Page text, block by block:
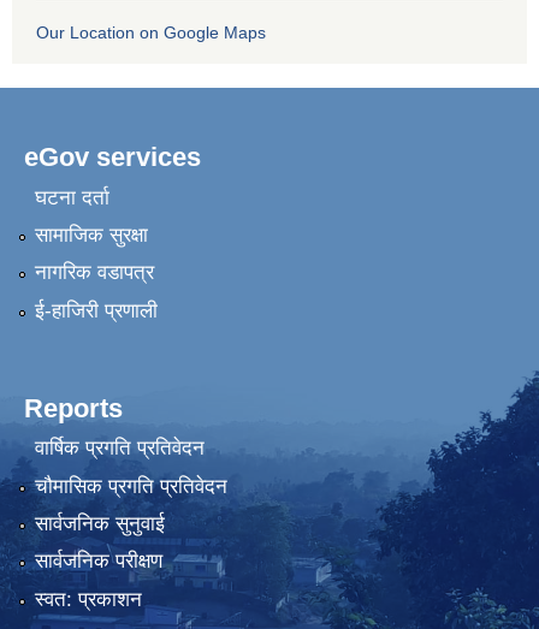
Our Location on Google Maps
eGov services
घटना दर्ता
सामाजिक सुरक्षा
नागरिक वडापत्र
ई-हाजिरी प्रणाली
Reports
वार्षिक प्रगति प्रतिवेदन
चौमासिक प्रगति प्रतिवेदन
सार्वजनिक सुनुवाई
सार्वजनिक परीक्षण
स्वत: प्रकाशन